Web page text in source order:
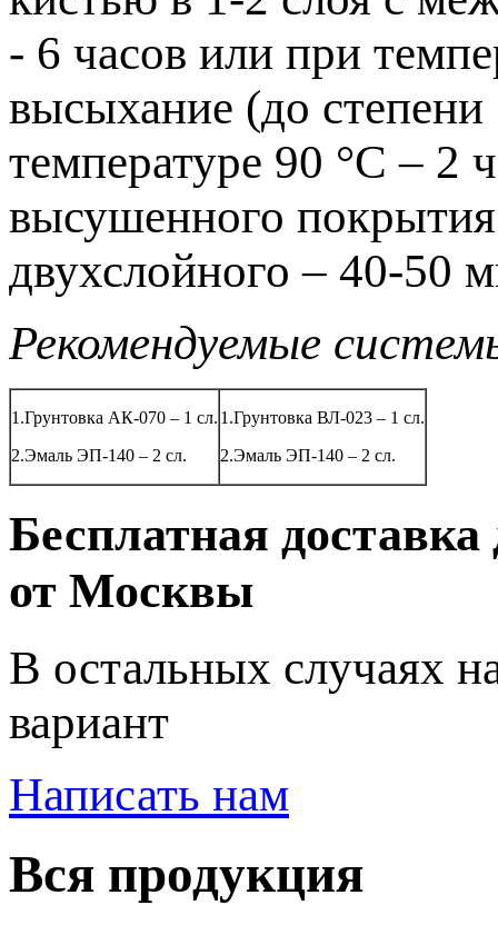
- 6 часов или при
высыхание (до
температуре 90 °С – 2
высушенного
двухслойного – 40-50
Рекомендуемые
1.Грунтовка АК-070 – 1 сл.
2.Эмаль ЭП-140 – 2 сл.
1.Грунтовка ВЛ-023 – 1 сл.
2.Эмаль ЭП-140 – 2 сл.
Бесплатная доставка
от Москвы
В остальных случаях
вариант
Написать нам
Вся продукция